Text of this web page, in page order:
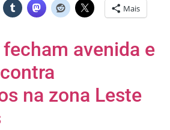
Mais
avenida e
na zona Leste